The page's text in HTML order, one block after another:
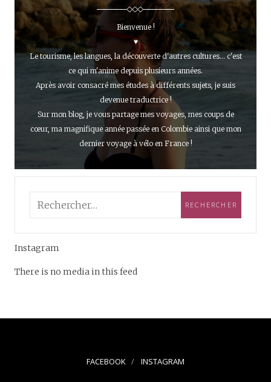
Bienvenue !
♥
Le tourisme, les langues, la découverte d'autres cultures... c'est
ce qui m'anime depuis plusieurs années.
Après avoir consacré mes études à différents sujets, je suis
devenue traductrice !
Sur mon blog, je vous partage mes voyages, mes coups de
cœur, ma magnifique année passée en Colombie ainsi que mon
dernier voyage à vélo en France !
Instagram
There is no media in this feed
FACEBOOK INSTAGRAM